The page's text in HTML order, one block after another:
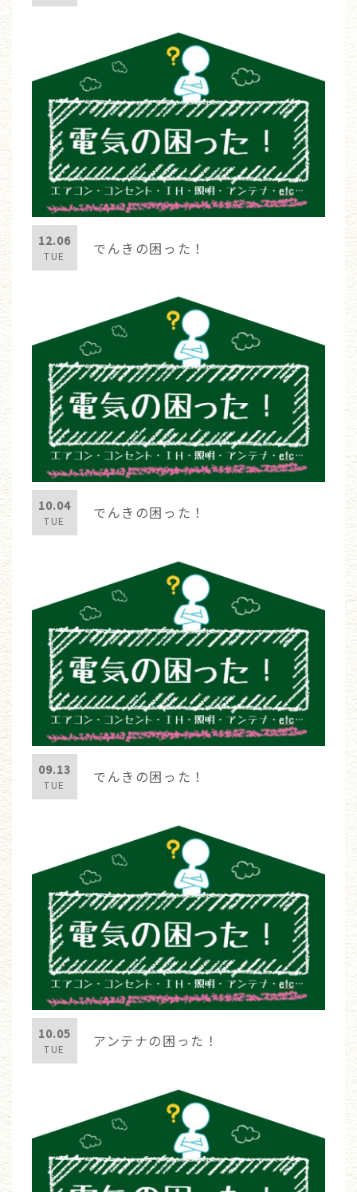
12.06
TUE でんきの困った！
10.04
TUE でんきの困った！
09.13
TUE でんきの困った！
10.05
TUE アンテナの困った！